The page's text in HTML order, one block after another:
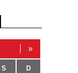
»
S D